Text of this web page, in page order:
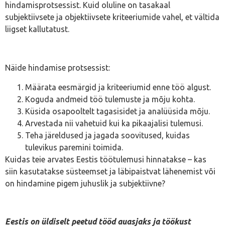
hindamisprotsessist. Kuid oluline on tasakaal
subjektiivsete ja objektiivsete kriteeriumide vahel, et vältida
liigset kallutatust.
Näide hindamise protsessist:
Määrata eesmärgid ja kriteeriumid enne töö algust.
Koguda andmeid töö tulemuste ja mõju kohta.
Küsida osapooltelt tagasisidet ja analüüsida mõju.
Arvestada nii vahetuid kui ka pikaajalisi tulemusi.
Teha järeldused ja jagada soovitused, kuidas
tulevikus paremini toimida.
Kuidas teie arvates Eestis töötulemusi hinnatakse – kas
siin kasutatakse süsteemset ja läbipaistvat lähenemist või
on hindamine pigem juhuslik ja subjektiivne?
Eestis on üldiselt peetud tööd auasjaks ja töökust